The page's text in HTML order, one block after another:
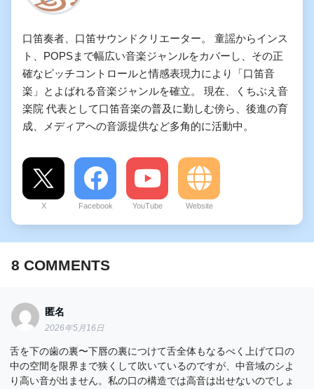
口笛奏者、口笛サウンドクリエーター。 童謡からインス
ト、POPSまで幅広い音楽ジャンルをカバーし、その正
確なピッチコントロールと情感表現力により「口笛音
楽」とよばれる音楽ジャンルを確立。 現在、くちぶえ音
楽院 代表として口笛音楽の普及に勤しむ傍ら、後進の育
成、メディアへの音源提供など多角的に活動中。
X Facebook YouTube Website
8 COMMENTS
匿名
2026年5月16日
舌を下の歯の裏〜下唇の裏につけて舌全体もなるべく上げて口の
中の空間を限界まで狭くして吹いているのですが、中音域のシよ
り高い音が出ません。私の口の構造では高音は出せないのでしょ